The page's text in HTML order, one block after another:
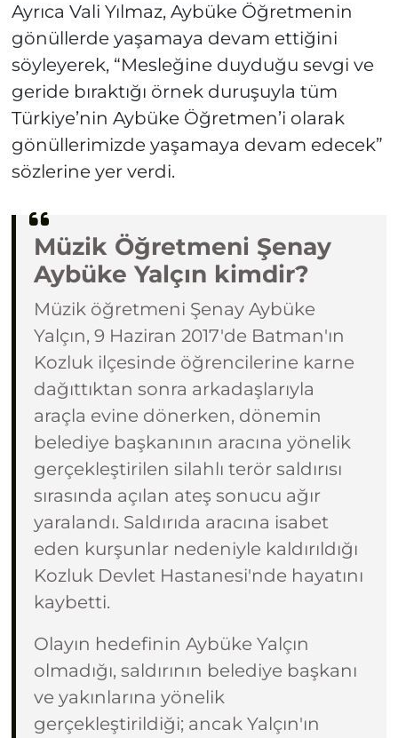
Ayrıca Vali Yılmaz, Aybüke Öğretmenin
gönüllerde yaşamaya devam ettiğini
söyleyerek, “Mesleğine duyduğu sevgi ve
geride bıraktığı örnek duruşuyla tüm
Türkiye’nin Aybüke Öğretmen’i olarak
gönüllerimizde yaşamaya devam edecek”
sözlerine yer verdi.
Müzik Öğretmeni Şenay
Aybüke Yalçın kimdir?
Müzik öğretmeni Şenay Aybüke
Yalçın, 9 Haziran 2017'de Batman'ın
Kozluk ilçesinde öğrencilerine karne
dağıttıktan sonra arkadaşlarıyla
araçla evine dönerken, dönemin
belediye başkanının aracına yönelik
gerçekleştirilen silahlı terör saldırısı
sırasında açılan ateş sonucu ağır
yaralandı. Saldırıda aracına isabet
eden kurşunlar nedeniyle kaldırıldığı
Kozluk Devlet Hastanesi'nde hayatını
kaybetti.
Olayın hedefinin Aybüke Yalçın
olmadığı, saldırının belediye başkanı
ve yakınlarına yönelik
gerçekleştirildiği; ancak Yalçın'ın